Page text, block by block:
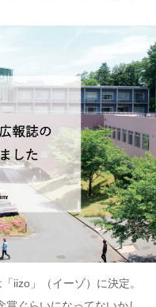
iizo」（イーゾ）に決定。